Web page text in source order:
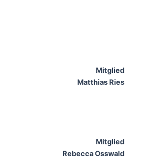
Mitglied
Matthias Ries
Mitglied
Rebecca Osswald